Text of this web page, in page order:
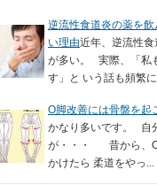
逆流性食道炎の薬を
い理由近年、逆流性食
が多い。 実際、「私
す」と いう話も頻繁
O脚改善には骨盤を起
かなり多いです。 自
が・・・ 昔から、O
かけたら 柔道をやっ...